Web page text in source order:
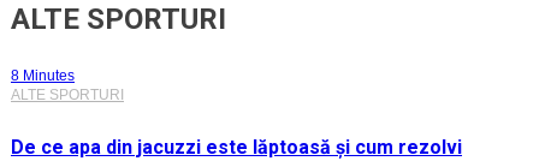
ALTE SPORTURI
8 Minutes
ALTE SPORTURI
De ce apa din jacuzzi este lăptoasă și cum rezolvi